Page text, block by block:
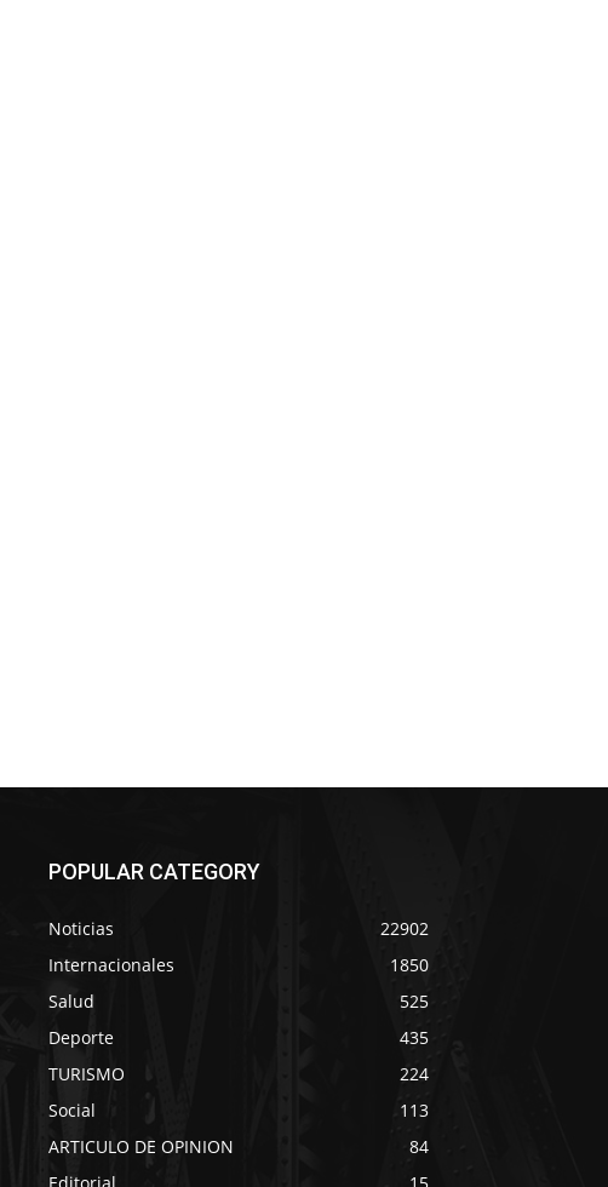
POPULAR CATEGORY
Noticias
22902
Internacionales
1850
Salud
525
Deporte
435
TURISMO
224
Social
113
ARTICULO DE OPINION
84